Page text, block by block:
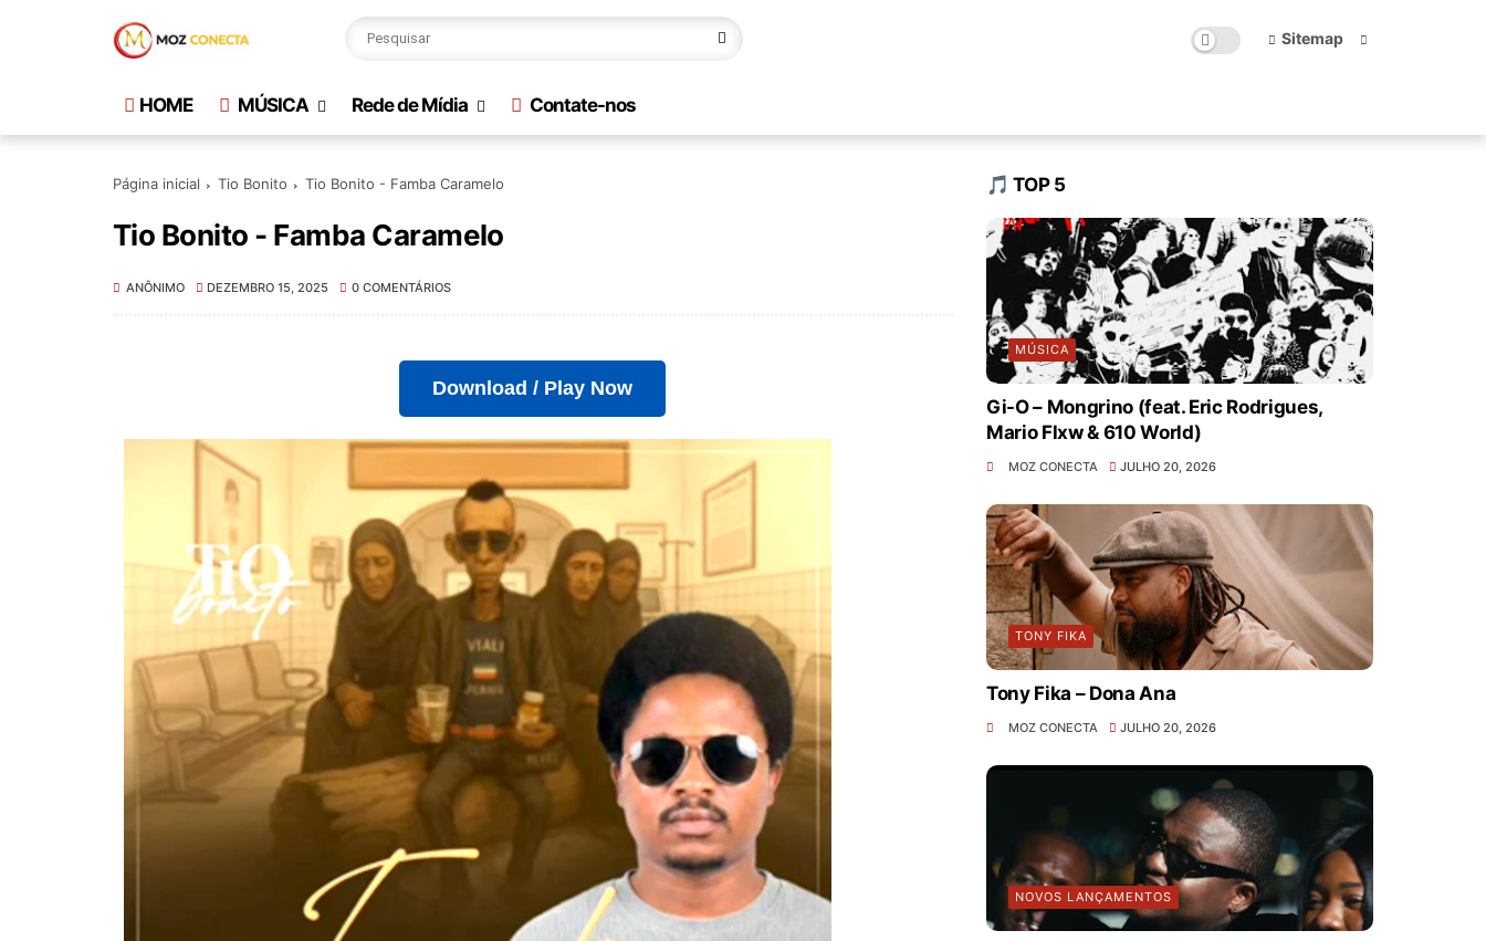
Sitemap
HOME MÚSICA Rede de Mídia Contate-nos
Página inicial Tio Bonito Tio Bonito - Famba Caramelo
Tio Bonito - Famba Caramelo
ANÔNIMO DEZEMBRO 15, 2025 0 COMENTÁRIOS
Download / Play Now
🎵 TOP 5
MÚSICA
Gi-O – Mongrino (feat. Eric Rodrigues,
Mario Flxw & 610 World)
MOZ CONECTA JULHO 20, 2026
TONY FIKA
Tony Fika – Dona Ana
MOZ CONECTA JULHO 20, 2026
NOVOS LANÇAMENTOS